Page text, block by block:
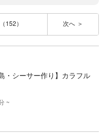
152） 次へ
・シーサー作り】カラフル
~